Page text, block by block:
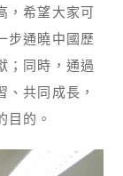
，希望大家可
步通曉中國歷
；同時，通過
、共同成長，
目的。